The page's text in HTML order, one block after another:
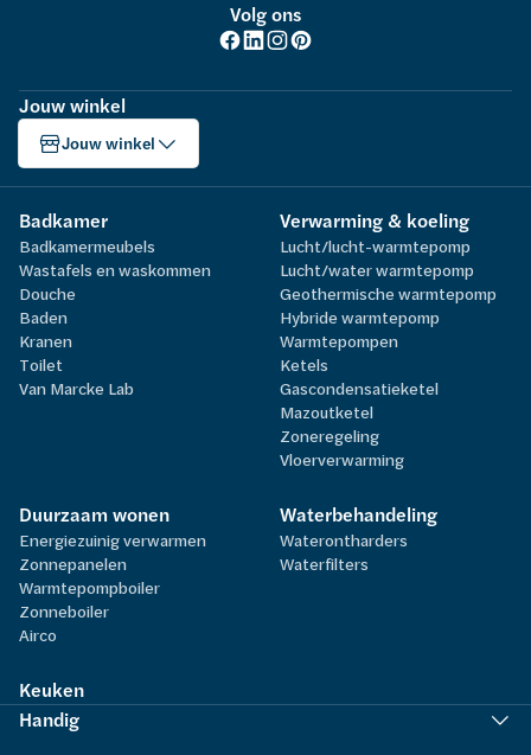
Volg ons
Jouw winkel
Jouw winkel
Badkamer
Badkamermeubels
Wastafels en waskommen
Douche
Baden
Kranen
Toilet
Van Marcke Lab
Verwarming & koeling
Lucht/lucht-warmtepomp
Lucht/water warmtepomp
Geothermische warmtepomp
Hybride warmtepomp
Warmtepompen
Ketels
Gascondensatieketel
Mazoutketel
Zoneregeling
Vloerverwarming
Duurzaam wonen
Energiezuinig verwarmen
Zonnepanelen
Warmtepompboiler
Zonneboiler
Airco
Waterbehandeling
Waterontharders
Waterfilters
Keuken
Handig